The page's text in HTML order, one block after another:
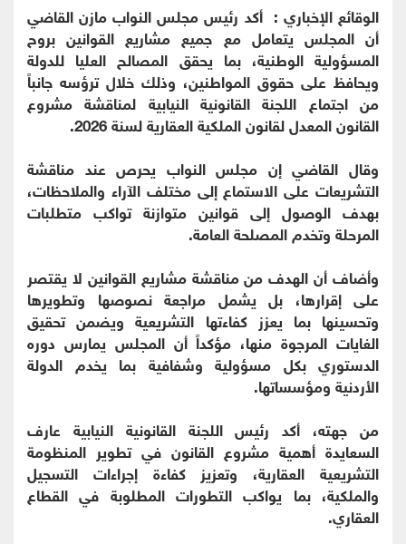
الوقائع الإخباري : أكد رئيس مجلس النواب مازن القاضي
أن المجلس يتعامل مع جميع مشاريع القوانين بروح
المسؤولية الوطنية، بما يحقق المصالح العليا للدولة
ويحافظ على حقوق المواطنين، وذلك خلال ترؤسه جانباً
من اجتماع اللجنة القانونية النيابية لمناقشة مشروع
القانون المعدل لقانون الملكية العقارية لسنة 2026.
وقال القاضي إن مجلس النواب يحرص عند مناقشة
التشريعات على الاستماع إلى مختلف الآراء والملاحظات،
بهدف الوصول إلى قوانين متوازنة تواكب متطلبات
المرحلة وتخدم المصلحة العامة.
وأضاف أن الهدف من مناقشة مشاريع القوانين لا يقتصر
على إقرارها، بل يشمل مراجعة نصوصها وتطويرها
وتحسينها بما يعزز كفاءتها التشريعية ويضمن تحقيق
الغايات المرجوة منها، مؤكداً أن المجلس يمارس دوره
الدستوري بكل مسؤولية وشفافية بما يخدم الدولة
الأردنية ومؤسساتها.
من جهته، أكد رئيس اللجنة القانونية النيابية عارف
السعايدة أهمية مشروع القانون في تطوير المنظومة
التشريعية العقارية، وتعزيز كفاءة إجراءات التسجيل
والملكية، بما يواكب التطورات المطلوبة في القطاع
العقاري.